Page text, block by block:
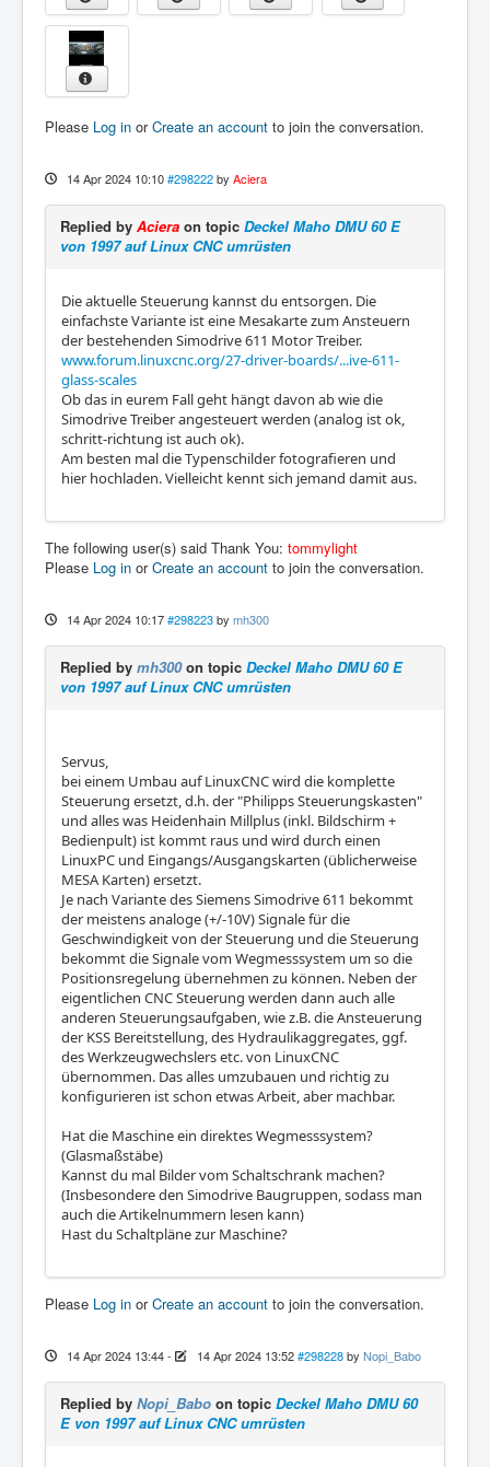
Please Log in orCreate an account to join the conversation.
14 Apr 2024 10:10 #298222 by Aciera
Replied by Aciera on topic Deckel Maho DMU 60 E
von 1997 auf Linux CNC umrüsten
Die aktuelle Steuerung kannst du entsorgen. Die
einfachste Variante ist eine Mesakarte zum Ansteuern
der bestehenden Simodrive 611 Motor Treiber.
www.forum.linuxcnc.org/27-driver-boards/...ive-611-
glass-scales
Ob das in eurem Fall geht hängt davon ab wie die
Simodrive Treiber angesteuert werden (analog ist ok,
schritt-richtung ist auch ok).
Am besten mal die Typenschilder fotografieren und
hier hochladen. Vielleicht kennt sich jemand damit aus.
The following user(s) said Thank You: tommylight
Please Log in orCreate an account to join the conversation.
14 Apr 2024 10:17 #298223 by mh300
Replied by mh300on topic Deckel Maho DMU 60 E
von 1997 auf Linux CNC umrüsten
Servus,
bei einem Umbau auf LinuxCNC wird die komplette
Steuerung ersetzt, d.h. der "Philipps Steuerungskasten"
und alles was Heidenhain Millplus (inkl. Bildschirm +
Bedienpult) ist kommt raus und wird durch einen
LinuxPC und Eingangs/Ausgangskarten (üblicherweise
MESA Karten) ersetzt.
Je nach Variante des Siemens Simodrive 611 bekommt
der meistens analoge (+/-10V) Signale für die
Geschwindigkeit von der Steuerung und die Steuerung
bekommt die Signale vom Wegmesssystem um so die
Positionsregelung übernehmen zu können. Neben der
eigentlichen CNC Steuerung werden dann auch alle
anderen Steuerungsaufgaben, wie z.B. die Ansteuerung
der KSS Bereitstellung, des Hydraulikaggregates, ggf.
des Werkzeugwechslers etc. von LinuxCNC
übernommen. Das alles umzubauen und richtig zu
konfigurieren ist schon etwas Arbeit, aber machbar.
Hat die Maschine ein direktes Wegmesssystem?
(Glasmaßstäbe)
Kannst du mal Bilder vom Schaltschrank machen?
(Insbesondere den Simodrive Baugruppen, sodass man
auch die Artikelnummern lesen kann)
Hast du Schaltpläne zur Maschine?
Please Log in orCreate an account to join the conversation.
14 Apr 2024 13:44- 14 Apr 2024 13:52 #298228 by Nopi_Babo
Replied by Nopi_Babo on topic Deckel Maho DMU 60
E von 1997 auf Linux CNC umrüsten